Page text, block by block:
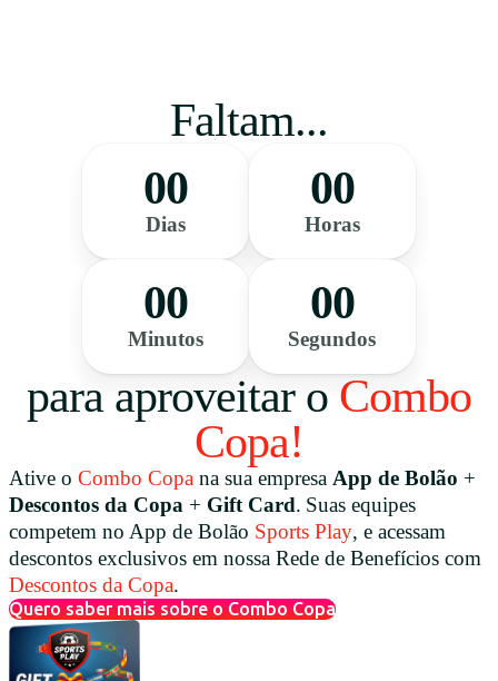
Faltam...
00
Dias
00
Horas
00
Minutos
00
Segundos
para aproveitar o Combo
Copa!
Ative o Combo Copa na sua empresa App de Bolão +
Descontos da Copa + Gift Card. Suas equipes
competem no App de Bolão Sports Play, e acessam
descontos exclusivos em nossa Rede de Benefícios com
Descontos da Copa.
Quero saber mais sobre o Combo Copa